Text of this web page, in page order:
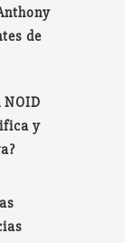
de
NOID
y